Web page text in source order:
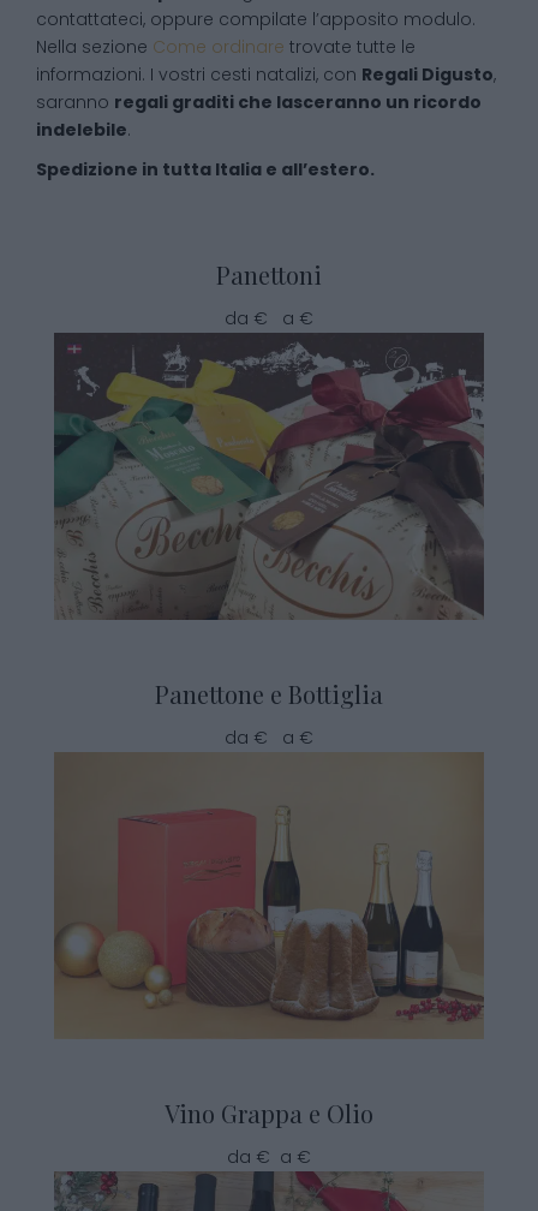
contattateci, oppure compilate l’apposito modulo.
Nella sezione Come ordinare trovate tutte le
informazioni. I vostri cesti natalizi, con Regali Digusto,
saranno regali graditi che lasceranno un ricordo
indelebile.
Spedizione in tutta Italia e all’estero.
Panettoni
da € a €
Panettone e Bottiglia
da € a €
Vino Grappa e Olio
da € a €